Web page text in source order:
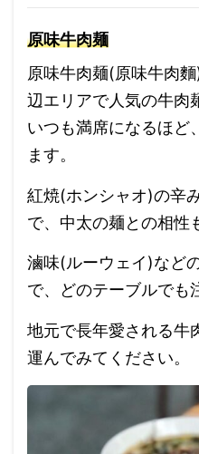
原味牛肉麺
原味牛肉麺(原味牛肉
辺エリアで人気の牛肉
いつも満席になるほど
ます。
紅焼(ホンシャオ)の辛
で、中太の麺との相性
滷味(ルーウェイ)など
で、どのテーブルでも
地元で長年愛される牛
運んでみてください。